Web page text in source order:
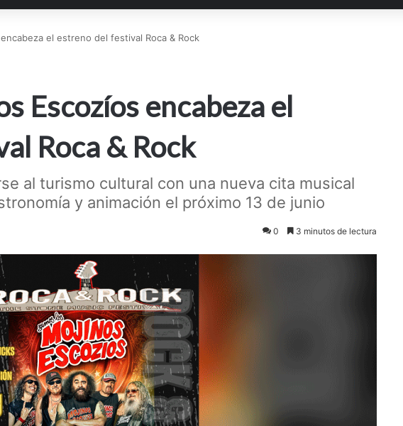
el estreno del festival Roca & Rock
Escozíos encabeza el
Roca & Rock
al turismo cultural con una nueva cita musical
y animación el próximo 13 de junio
0 3 minutos de lectura